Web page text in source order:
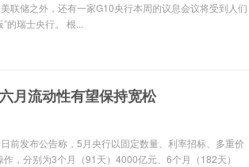
联储之外，还有一家G10央行本周的议息会议将受到人们
瑞士央行。 根...
月流动性有望保持宽松
前发布公告称，5月央行以固定数量、利率招标、多重价
，分别为3个月（91天）4000亿元、6个月（182天）